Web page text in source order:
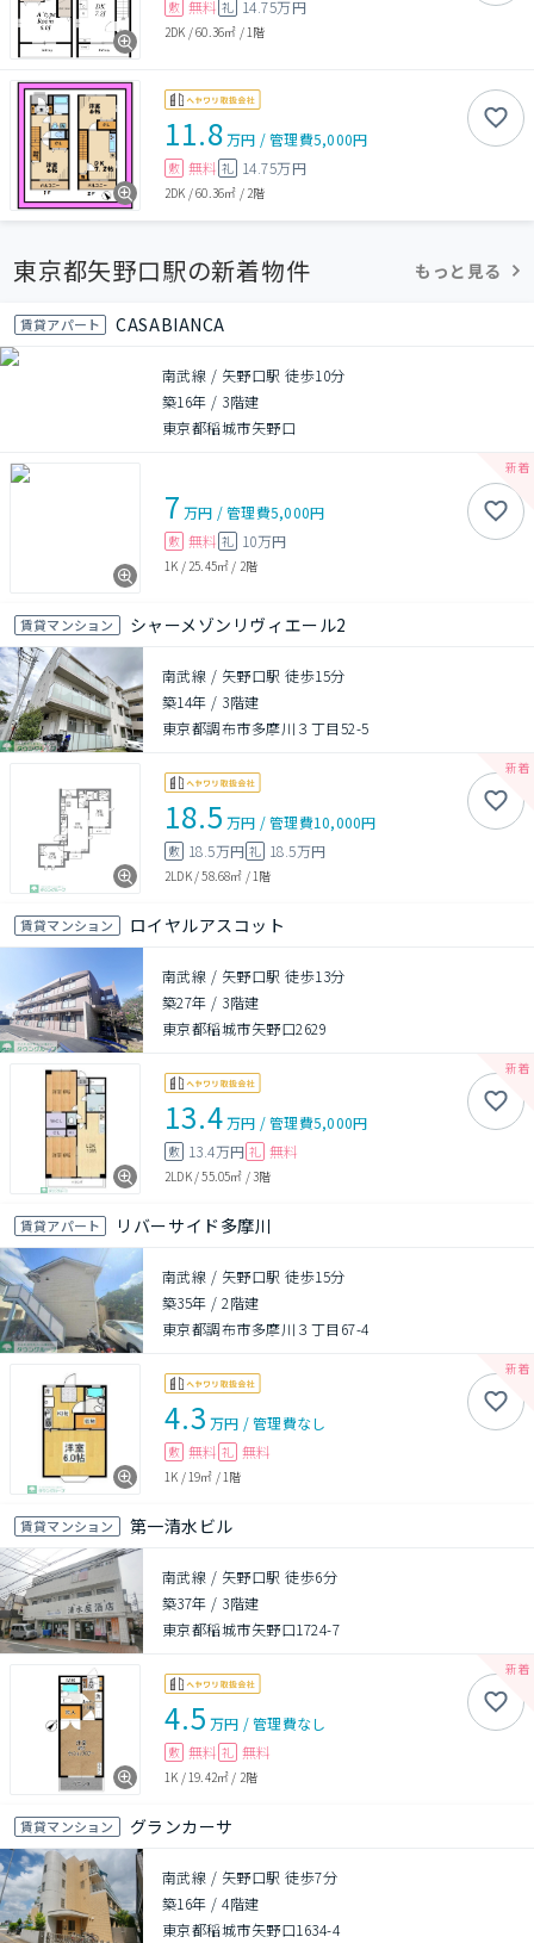
敷 無料 礼 14.75万円
2DK /60.36㎡ / 1階
11.8万円 /管理費5,000円
敷 無料 礼 14.75万円
2DK /60.36㎡ /2階
東京都矢野口駅の新着物件 もっと見る
賃貸アパート CASABIANCA
南武線 / 矢野口駅 徒歩10分
築16年 / 3階建
東京都稲城市矢野口
7 万円 /管理費5,000円
敷 無料 礼 10万円
1K / 25.45㎡ / 2階
賃貸マンション シャーメゾンリヴィエール2
南武線 / 矢野口駅 徒歩15分
築14年 / 3階建
東京都調布市多摩川３丁目52-5
18.5 万円 /管理費10,000円
敷 18.5万円 礼 18.5万円
2LDK/58.68㎡ /1階
賃貸マンション ロイヤルアスコット
南武線 / 矢野口駅 徒歩13分
築27年 / 3階建
東京都稲城市矢野口2629
13.4万円 /管理費5,000円
敷 13.4万円 礼 無料
2LDK/55.05㎡ /3階
賃貸アパート リバーサイド多摩川
南武線 / 矢野口駅 徒歩15分
築35年 /2階建
東京都調布市多摩川３丁目67-4
4.3 万円 /管理費なし
敷 無料 礼 無料
1K /19㎡ /1階
賃貸マンション 第一清水ビル
南武線 / 矢野口駅 徒歩6分
築37年 / 3階建
東京都稲城市矢野口1724-7
4.5 万円 /管理費なし
敷 無料 礼 無料
1K /19.42㎡ / 2階
賃貸マンション グランカーサ
南武線 / 矢野口駅 徒歩7分
築16年 /4階建
東京都稲城市矢野口1634-4